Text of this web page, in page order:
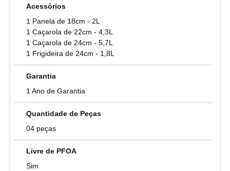
Acessórios
1 Panela de 18cm - 2L
1 Caçarola de 22cm - 4,3L
1 Caçarola de 24cm - 5,7L
1 Frigideira de 24cm - 1,8L
Garantia
1 Ano de Garantia
Quantidade de Peças
04 peças
Livre de PFOA
Sim